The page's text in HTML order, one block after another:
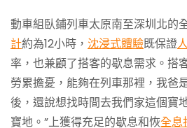
動車組臥鋪列車太原南至深圳北的
計約為12小時， 沈浸式體驗既保證
率，也兼顧了搭客的歇息需求。搭
勞累擔憂，能夠在列車那裡，我爸
後，還說想找時間去我們家這個寶
寶地。”上獲得充足的歇息和恢全息